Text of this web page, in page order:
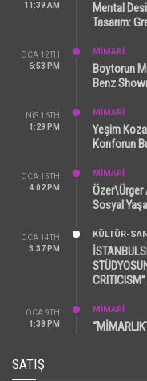
11:39 AM
Mental
Tasarım:
OCA 12TH
6:53 PM
MİMARİ
Boytorun
Benz
NIS 16TH
1:29 PM
MİMARİ
Yeşim
Konforun
OCA 15TH
4:02 PM
MİMARİ
Özer\Ürger
Sosyal
OCA 14TH
3:37 PM
KÜLTÜR-
OCA 9TH
1:38 PM
MİMARİ
SATIŞ